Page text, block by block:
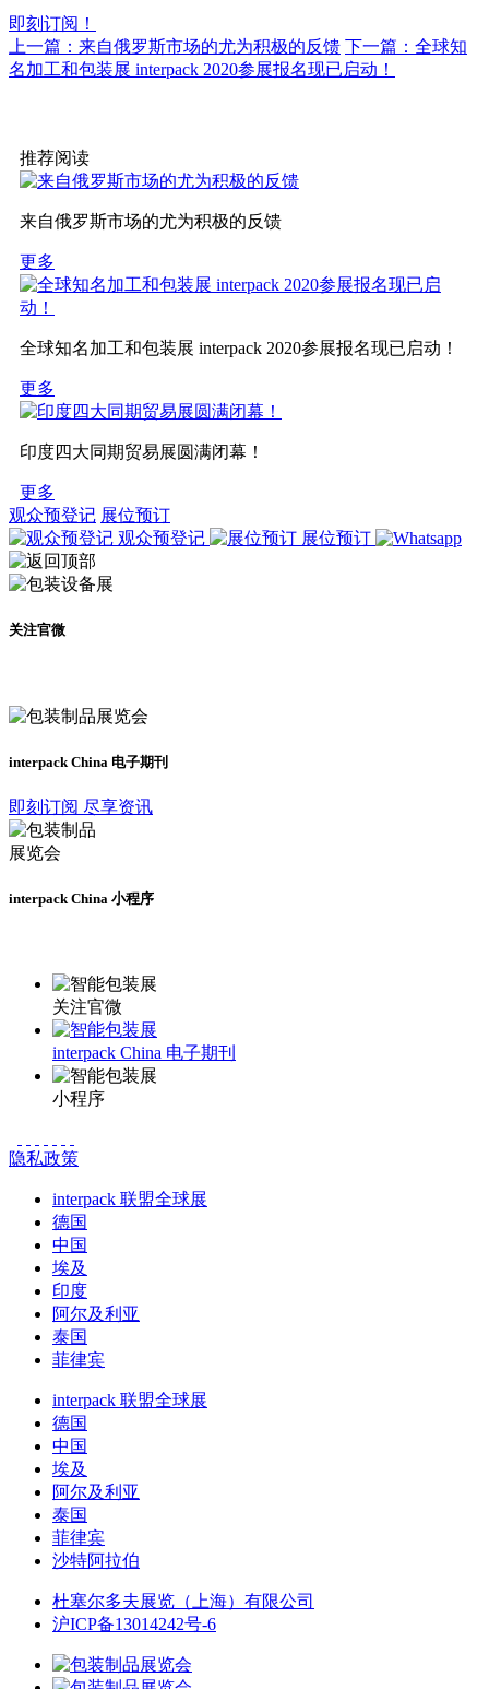
即刻订阅！
上一篇：来自俄罗斯市场的尤为积极的反馈 下一篇：全球知
名加工和包装展 interpack 2020参展报名现已启动！
推荐阅读
来自俄罗斯市场的尤为积极的反馈
更多
全球知名加工和包装展 interpack 2020参展报名现已启动！
更多
印度四大同期贸易展圆满闭幕！
更多
观众预登记 展位预订
观众预登记
展位预订
关注官微
interpack China 电子期刊
即刻订阅 尽享资讯
interpack China 小程序
关注官微
interpack China 电子期刊
小程序
隐私政策
interpack 联盟全球展
德国
中国
埃及
印度
阿尔及利亚
泰国
菲律宾
interpack 联盟全球展
德国
中国
埃及
阿尔及利亚
泰国
菲律宾
沙特阿拉伯
杜塞尔多夫展览（上海）有限公司
沪ICP备13014242号-6